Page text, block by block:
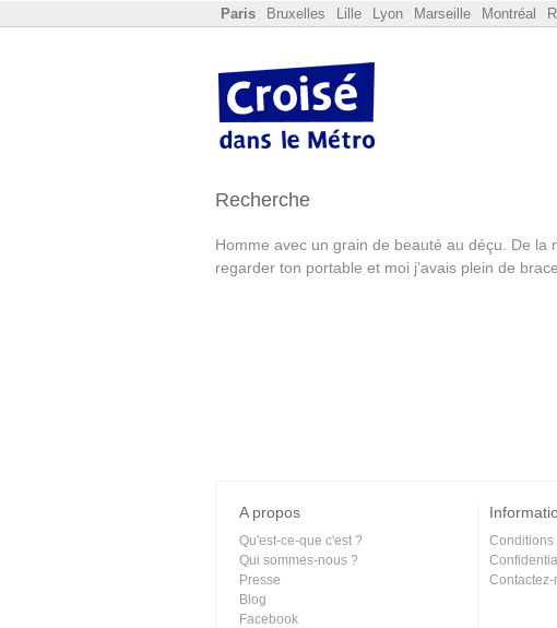
Paris Bruxelles Lille Lyon Marseille Montréal
Recherche
Homme avec un grain de beauté au déçu. De la
regarder ton portable et moi j’avais plein de
A propos
Qu'est-ce-que c'est ?
Qui sommes-nous ?
Presse
Blog
Facebook
Conditions
Contactez-